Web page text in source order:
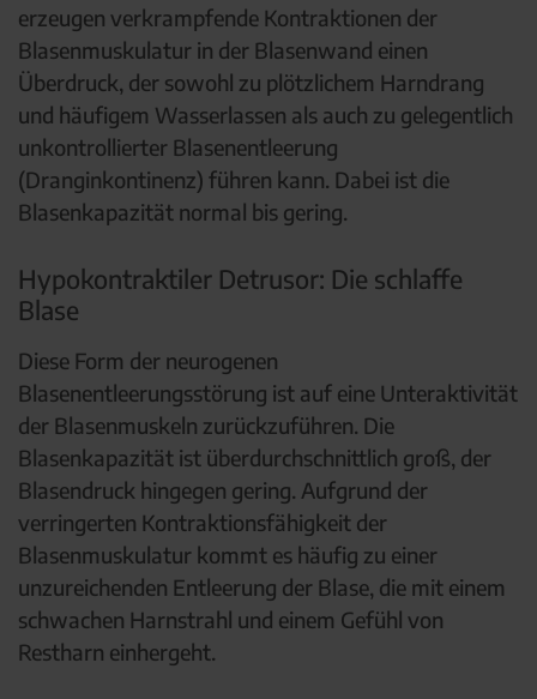
erzeugen verkrampfende Kontraktionen der
Blasenmuskulatur in der Blasenwand einen
Überdruck, der sowohl zu plötzlichem Harndrang
und häufigem Wasserlassen als auch zu gelegentlich
unkontrollierter Blasenentleerung
(Dranginkontinenz) führen kann. Dabei ist die
Blasenkapazität normal bis gering.
Hypokontraktiler Detrusor: Die schlaffe
Blase
Diese Form der neurogenen
Blasenentleerungsstörung ist auf eine Unteraktivität
der Blasenmuskeln zurückzuführen. Die
Blasenkapazität ist überdurchschnittlich groß, der
Blasendruck hingegen gering. Aufgrund der
verringerten Kontraktionsfähigkeit der
Blasenmuskulatur kommt es häufig zu einer
unzureichenden Entleerung der Blase, die mit einem
schwachen Harnstrahl und einem Gefühl von
Restharn einhergeht.